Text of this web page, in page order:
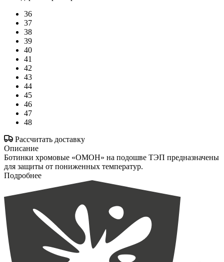
36
37
38
39
40
41
42
43
44
45
46
47
48
Рассчитать доставку
Описание
Ботинки хромовые «ОМОН» на подошве ТЭП предназначены
для защиты от пониженных температур.
Подробнее